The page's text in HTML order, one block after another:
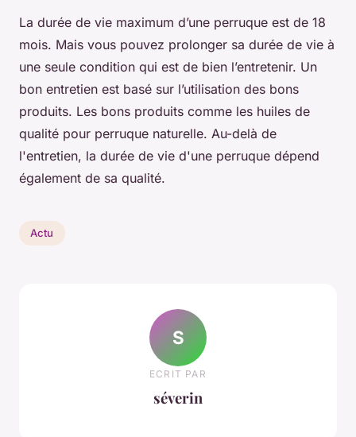
La durée de vie maximum d’une perruque est de 18
mois. Mais vous pouvez prolonger sa durée de vie à
une seule condition qui est de bien l’entretenir. Un
bon entretien est basé sur l’utilisation des bons
produits. Les bons produits comme les huiles de
qualité pour perruque naturelle. Au-delà de
l'entretien, la durée de vie d'une perruque dépend
également de sa qualité.
Actu
S
ECRIT PAR
séverin